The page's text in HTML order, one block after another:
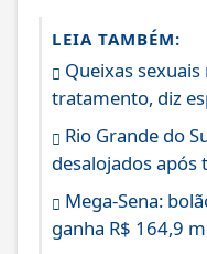
LEIA TAMBÉM:
Queixas
tratamento, diz
Rio Grande do
desalojados após
Mega-Sena:
ganha R$ 164,9